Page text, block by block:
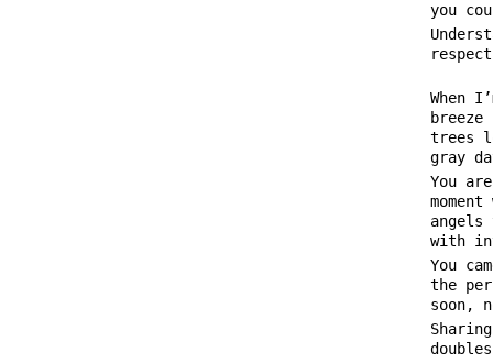
you
respect
When
trees
gray
You
with
You
the
soon,